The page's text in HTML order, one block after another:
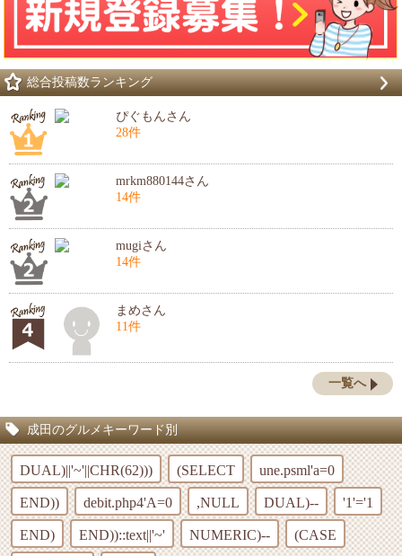
総合投稿数ランキング
ぴぐもんさん
28件
mrkm880144さん
14件
mugiさん
14件
まめさん
11件
一覧へ
成田のグルメキーワード別
DUAL)||'~'||CHR(62))) (SELECT une.psml'a=0
END)) debit.php4'A=0 ,NULL DUAL)-- '1'='1
END) END))::text||'~' NUMERIC)-- (CASE